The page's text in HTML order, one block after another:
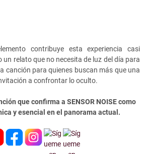
contribuye esta experiencia casi
relato que no necesita de luz del día para
canción para quienes buscan más que una
a confrontar lo oculto.
que confirma a SENSOR NOISE como
y esencial en el panorama actual.